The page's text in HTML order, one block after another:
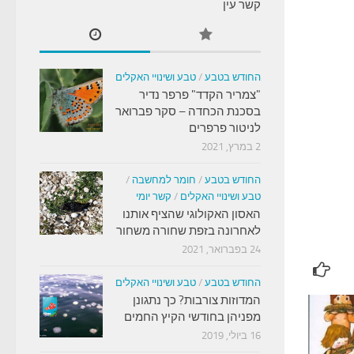
קשר עין
החודש בטבע / טבע ושינויי האקלים
"צמריר הקדד" פרפר נדיר
בסכנת הכחדה – סקר פברואר
לניטור פרפרים
2 במרץ, 2021
החודש בטבע / חומר למחשבה /
טבע ושינויי האקלים / קשר יומי
האסון האקולוגי שהציף אותנו
לאחרונה בזפת שחורה משחור
24 בפברואר, 2021
החודש בטבע / טבע ושינויי האקלים
המדוזות צורבות? כך נתגונן
מפניהן בחודשי הקיץ החמים
16 ביולי, 2019